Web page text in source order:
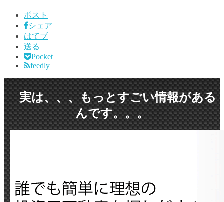
ポスト
シェア
はてブ
送る
Pocket
feedly
実は、、、もっとすごい情報がある
んです。。。